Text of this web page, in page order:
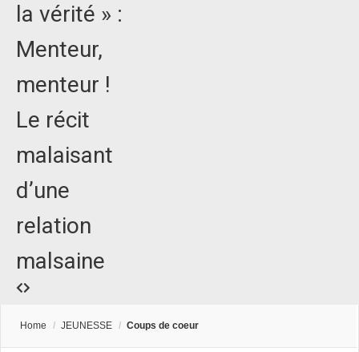
la vérité » :
Menteur,
menteur !
Le récit
malaisant
d’une
relation
malsaine
Home / JEUNESSE / Coups de coeur